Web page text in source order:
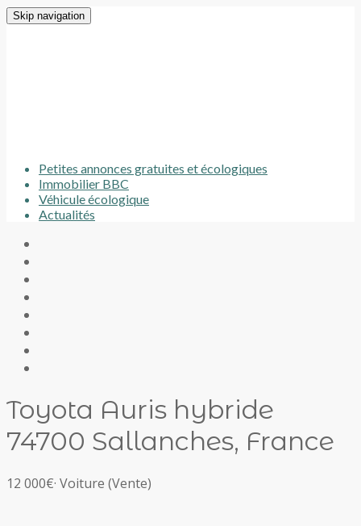
Skip navigation
Petites annonces gratuites et écologiques
Immobilier BBC
Véhicule écologique
Actualités
Toyota Auris hybride
74700 Sallanches, France
12 000€· Voiture (Vente)